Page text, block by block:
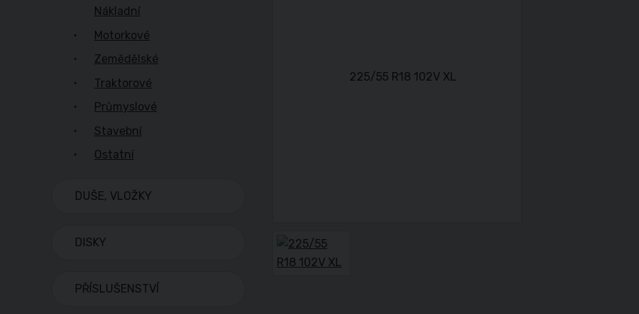
Nákladní
Motorkové
Zemědělské
Traktorové
Průmyslové
Stavební
Ostatní
DUŠE, VLOŽKY
DISKY
PŘÍSLUŠENSTVÍ